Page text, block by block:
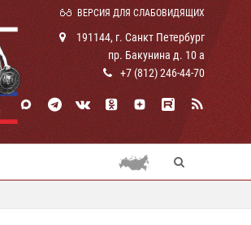
ВЕРСИЯ ДЛЯ СЛАБОВИДЯЩИХ
191144, г. Санкт Петербург
пр. Бакунина д. 10 а
+7 (812) 246-44-70